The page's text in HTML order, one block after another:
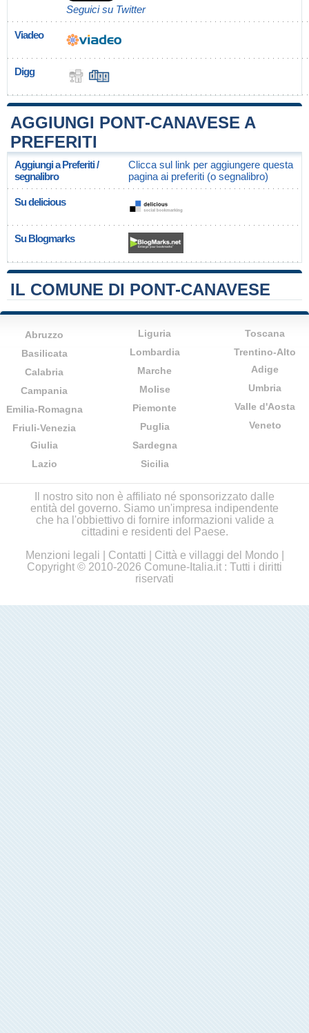
Seguici su Twitter
Viadeo
Digg
AGGIUNGI PONT-CANAVESE A
PREFERITI
Aggiungi a Preferiti /
segnalibro
Clicca sul link per aggiungere questa
pagina ai preferiti (o segnalibro)
Su delicious
Su Blogmarks
IL COMUNE DI PONT-CANAVESE
Abruzzo
Basilicata
Calabria
Campania
Emilia-Romagna
Friuli-Venezia
Giulia
Lazio
Liguria
Lombardia
Marche
Molise
Piemonte
Puglia
Sardegna
Sicilia
Toscana
Trentino-Alto
Adige
Umbria
Valle d'Aosta
Veneto
Il nostro sito non è affiliato né sponsorizzato dalle
entità del governo. Siamo un'impresa indipendente
che ha l'obbiettivo di fornire informazioni valide a
cittadini e residenti del Paese.
Menzioni legali
Contatti Città e villaggi del Mondo
Copyright © 2010-2026 Comune-Italia.it : Tutti i diritti
riservati